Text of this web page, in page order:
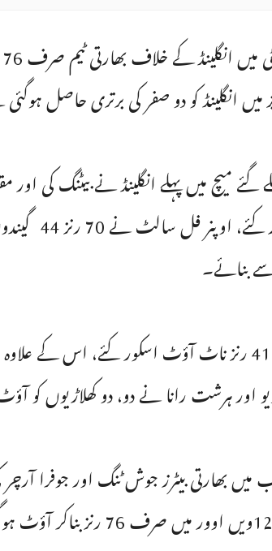
میں انگلینڈ کو دو صفر کی برتری حاصل
201 رنز
بنائے۔
اور ہرشت رانا نے دو، دو کھلاڑیوں کو
بھارتی بیٹرز جوش ٹنگ اور جوفرا آرچر